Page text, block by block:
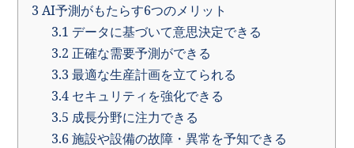
3 AI予測がもたらす6つのメリット
3.1 データに基づいて意思決定できる
3.2 正確な需要予測ができる
3.3 最適な生産計画を立てられる
3.4セキュリティを強化できる
3.5 成長分野に注力できる
3.6施設や設備の故障・異常を予知できる